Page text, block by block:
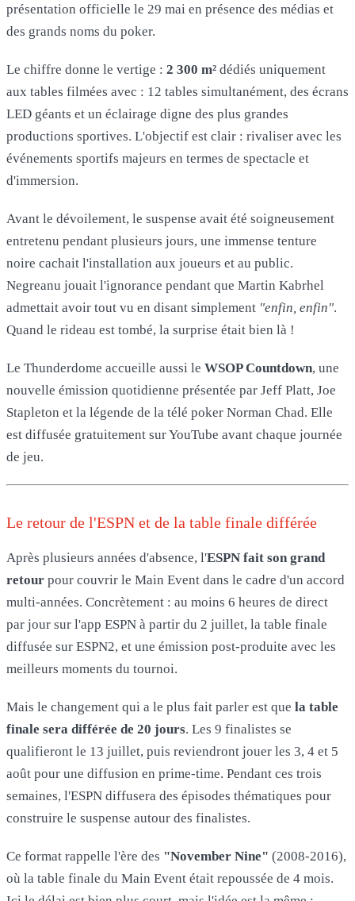
présentation officielle le 29 mai en présence des médias et
des grands noms du poker.
Le chiffre donne le vertige : 2 300 m² dédiés uniquement
aux tables filmées avec : 12 tables simultanément, des écrans
LED géants et un éclairage digne des plus grandes
productions sportives. L'objectif est clair : rivaliser avec les
événements sportifs majeurs en termes de spectacle et
d'immersion.
Avant le dévoilement, le suspense avait été soigneusement
entretenu pendant plusieurs jours, une immense tenture
noire cachait l'installation aux joueurs et au public.
Negreanu jouait l'ignorance pendant que Martin Kabrhel
admettait avoir tout vu en disant simplement "enfin, enfin".
Quand le rideau est tombé, la surprise était bien là !
Le Thunderdome accueille aussi le WSOP Countdown, une
nouvelle émission quotidienne présentée par Jeff Platt, Joe
Stapleton et la légende de la télé poker Norman Chad. Elle
est diffusée gratuitement sur YouTube avant chaque journée
de jeu.
Le retour de l'ESPN et de la table finale différée
Après plusieurs années d'absence, l'ESPN fait son grand
retour pour couvrir le Main Event dans le cadre d'un accord
multi-années. Concrètement : au moins 6 heures de direct
par jour sur l'app ESPN à partir du 2 juillet, la table finale
diffusée sur ESPN2, et une émission post-produite avec les
meilleurs moments du tournoi.
Mais le changement qui a le plus fait parler est que la table
finale sera différée de 20 jours. Les 9 finalistes se
qualifieront le 13 juillet, puis reviendront jouer les 3, 4 et 5
août pour une diffusion en prime-time. Pendant ces trois
semaines, l'ESPN diffusera des épisodes thématiques pour
construire le suspense autour des finalistes.
Ce format rappelle l'ère des "November Nine" (2008-2016),
où la table finale du Main Event était repoussée de 4 mois.